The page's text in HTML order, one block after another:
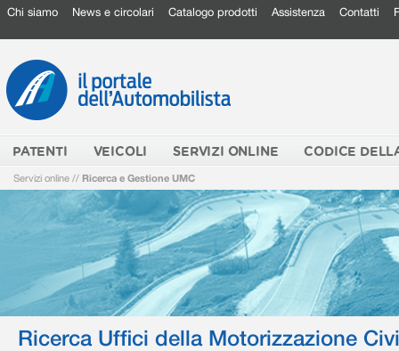
Chi siamo News e circolari Catalogo prodotti Assistenza Contatti
PATENTI VEICOLI SERVIZI ONLINE CODICE
Servizi online // Ricerca e Gestione UMC
Ricerca Uffici della Motorizzazione